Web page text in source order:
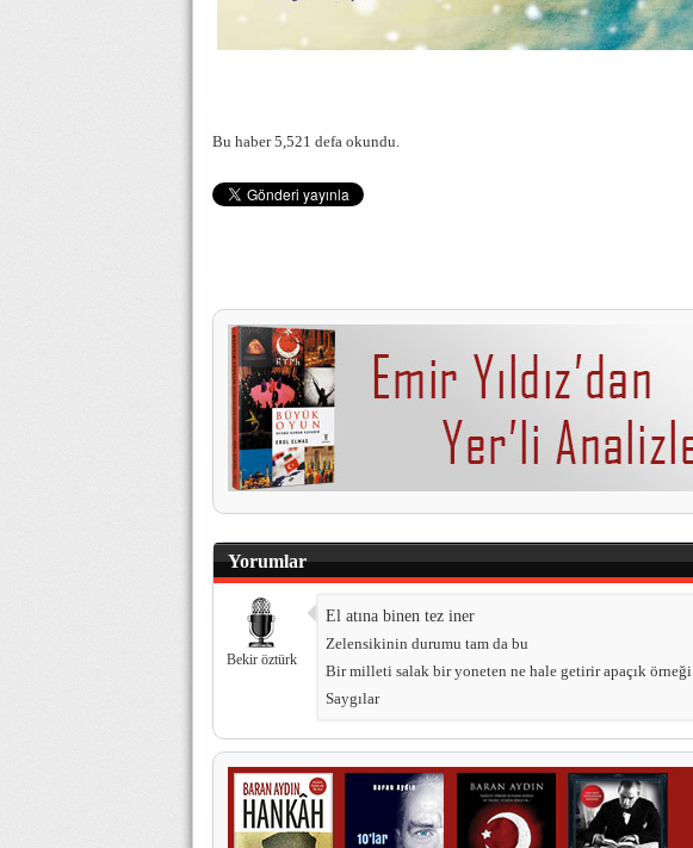
Bu haber 5,521 defa okundu.
Yorumlar
Bekir öztürk
El atına binen tez iner
Zelensikinin durumu tam da bu
Bir milleti salak bir yoneten ne hale getirir apaçık örneği
Saygılar